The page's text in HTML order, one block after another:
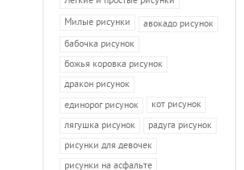
Милые рисунки
авокадо рисунок
бабочка рисунок
божья коровка рисунок
дракон рисунок
единорог рисунок
кот рисунок
лягушка рисунок
радуга рисунок
рисунки для девочек
рисунки на асфальте